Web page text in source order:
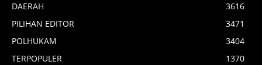
DAERAH
3616
PILIHAN EDITOR
3471
POLHUKAM
3404
TERPOPULER
1370